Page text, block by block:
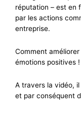
réputation – est en
par les actions
entreprise.
Comment
émotions positives !
A travers la vidéo,
et par conséquent